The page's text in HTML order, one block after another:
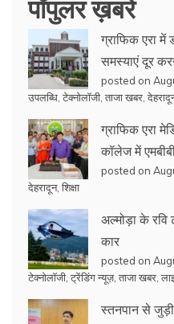
ग्राफिक एरा में
समस्याएं दूर
posted on
उपलब्धि टेक्नोलॉजी ताजा खबर
ग्राफिक एरा
कॉलेज में
posted on
देहरादून, शिक्षा
अल्मोड़ा के रवि
कार
posted on
टेक्नोलॉजी ट्रेंडिंग न्यूज़, ताजा खबर
स्तनपान से